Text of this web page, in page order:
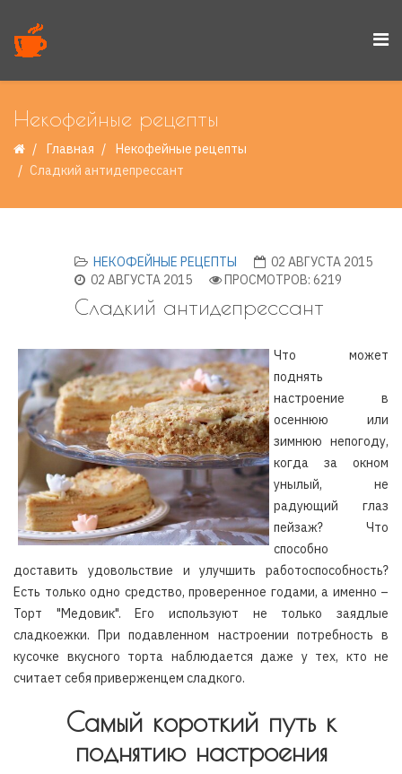
Некофейные рецепты
Главная
Некофейные рецепты
Сладкий антидепрессант
НЕКОФЕЙНЫЕ РЕЦЕПТЫ
02 АВГУСТА 2015
02 АВГУСТА 2015
ПРОСМОТРОВ: 6219
Сладкий антидепрессант
Что может
поднять
настроение в
осеннюю или
зимнюю непогоду,
когда за окном
унылый, не
радующий глаз
пейзаж? Что
способно
доставить удовольствие и улучшить работоспособность?
Есть только одно средство, проверенное годами, а именно –
Торт "Медовик". Его используют не только заядлые
сладкоежки. При подавленном настроении потребность в
кусочке вкусного торта наблюдается даже у тех, кто не
считает себя приверженцем сладкого.
Самый короткий путь к
поднятию настроения